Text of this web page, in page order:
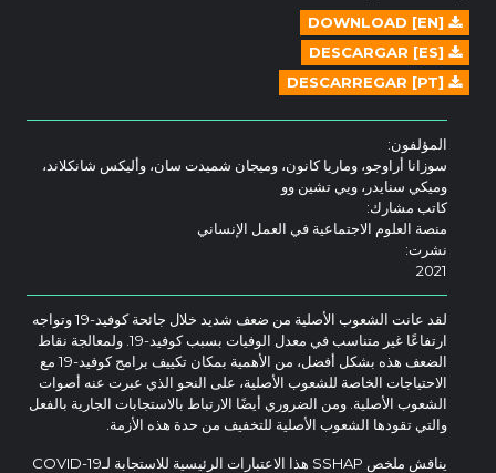
DOWNLOAD [EN]
DESCARGAR [ES]
DESCARREGAR [PT]
المؤلفون:
سوزانا أراوجو، وماريا كانون، وميجان شميدت سان، وأليكس شانكلاند،
وميكي سنايدر، ويي تشين وو
كاتب مشارك:
منصة العلوم الاجتماعية في العمل الإنساني
نشرت:
2021
لقد عانت الشعوب الأصلية من ضعف شديد خلال جائحة كوفيد-19 وتواجه
ارتفاعًا غير متناسب في معدل الوفيات بسبب كوفيد-19. ولمعالجة نقاط
الضعف هذه بشكل أفضل، من الأهمية بمكان تكييف برامج كوفيد-19 مع
الاحتياجات الخاصة للشعوب الأصلية، على النحو الذي عبرت عنه أصوات
الشعوب الأصلية. ومن الضروري أيضًا الارتباط بالاستجابات الجارية بالفعل
والتي تقودها الشعوب الأصلية للتخفيف من حدة هذه الأزمة.
يناقش ملخص SSHAP هذا الاعتبارات الرئيسية للاستجابة لـCOVID-19